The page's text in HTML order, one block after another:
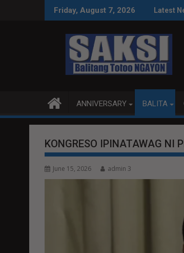
Friday, August 7, 2026 Latest
PANANAMPALATAYA
ANNIVERSARY BALITA
KONGRESO IPINATAWAG NI
June 15, 2026 admin 3